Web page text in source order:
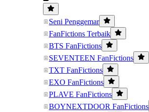
Seni Penggemar
FanFictions Terbaik
BTS FanFictions
SEVENTEEN FanFictions
TXT FanFictions
EXO FanFictions
PLAVE FanFictions
BOYNEXTDOOR FanFictions